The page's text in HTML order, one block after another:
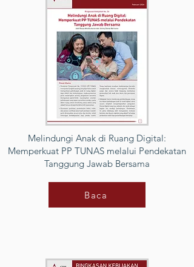
Melindungi Anak di Ruang Digital:
Memperkuat PP TUNAS melalui Pendekatan
Tanggung Jawab Bersama
Baca